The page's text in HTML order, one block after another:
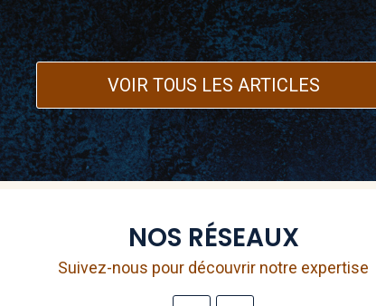
VOIR TOUS LES ARTICLES
NOS RÉSEAUX
Suivez-nous pour découvrir notre expertise